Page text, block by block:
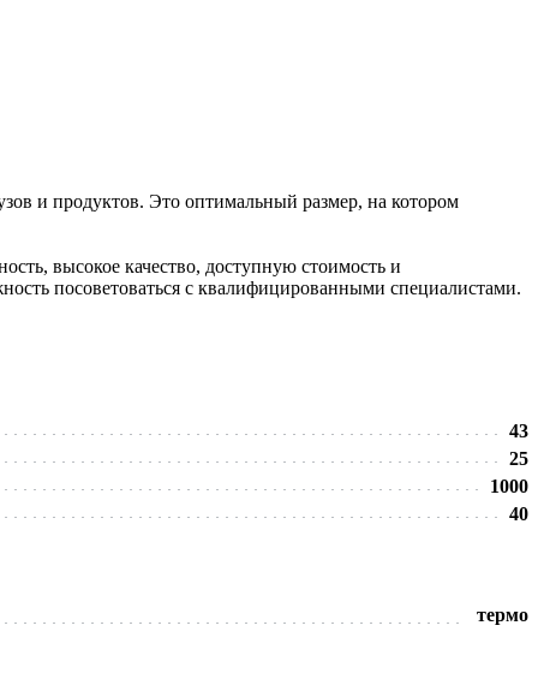
и продуктов. Это оптимальный размер, на котором
высокое качество, доступную стоимость и
посоветоваться с квалифицированными специалистами.
43
25
1000
40
термо